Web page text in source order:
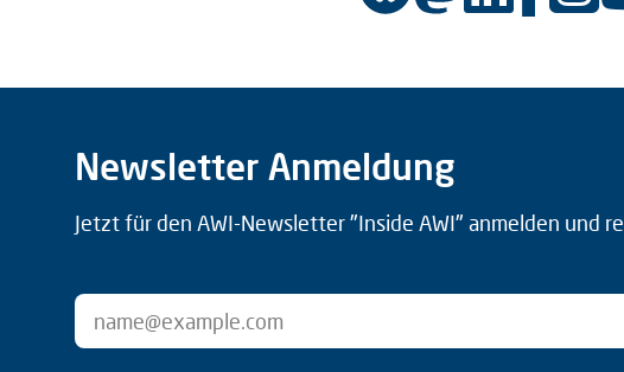
Newsletter Anmeldung
Jetzt für den AWI-Newsletter "Inside AWI" anmelden und